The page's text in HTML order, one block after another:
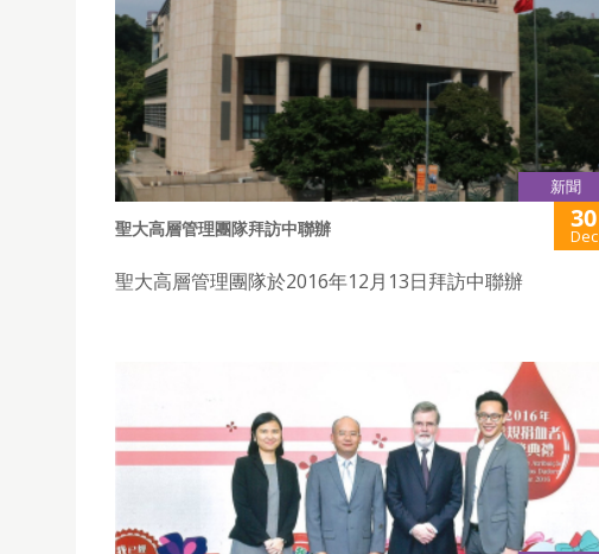
新聞
聖大高層管理團隊拜訪中聯辦 30
Dec
聖大高層管理團隊於2016年12月13日拜訪中聯辦